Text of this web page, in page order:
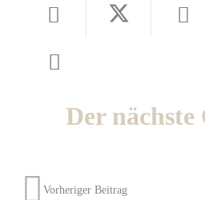
Der
Vorheriger Beitrag